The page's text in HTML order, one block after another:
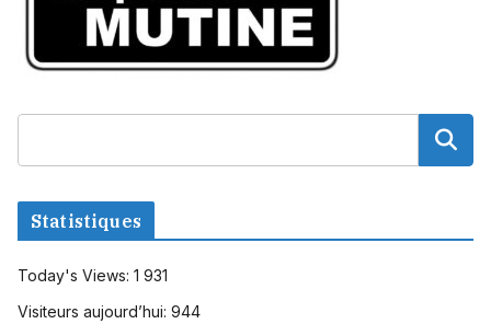
Statistiques
Today's Views: 1 931
Visiteurs aujourd’hui: 944